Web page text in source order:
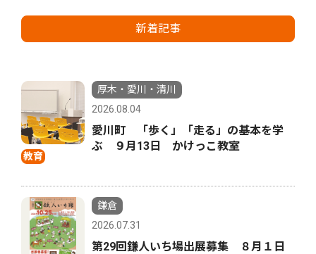
新着記事
教育
厚木・愛川・清川
2026.08.04
愛川町 「歩く」「走る」の基本を学
ぶ ９月13日 かけっこ教室
鎌倉
2026.07.31
第29回鎌人いち場出展募集 ８月１日